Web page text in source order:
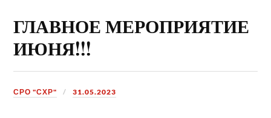
ГЛАВНОЕ МЕРОПРИЯТИЕ
ИЮНЯ!!!
СРО "СХР" 31.05.2023